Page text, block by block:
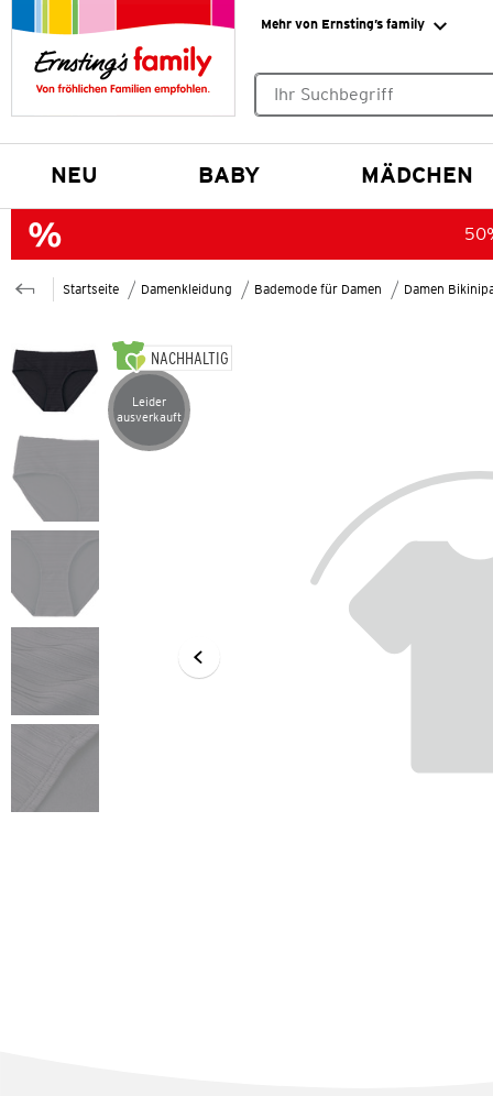
Mehr von Ernsting’s family
NEU BABY MÄDCHEN
Startseite Damenkleidung Bademode für Damen Damen
NACHHALTIG
Artikel leider ausverkauft
Leider
ausverkauft